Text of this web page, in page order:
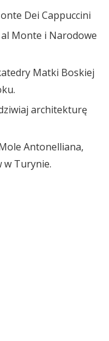
Dei Cappuccini
Monte i Narodowe
Matki Boskiej
architekturę
Antonelliana,
w Turynie.